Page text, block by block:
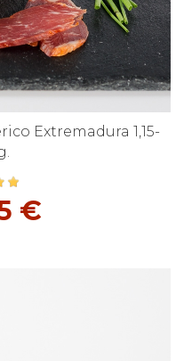
Extremadura 1,15-
€